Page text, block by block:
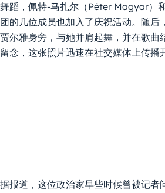
舞蹈，佩特-马扎尔（Péter Magyar）
团的几位成员也加入了庆祝活动。随后
贾尔雅身旁，与她并肩起舞，并在歌曲
留念，这张照片迅速在社交媒体上传播
据报道，这位政治家早些时候曾被记者